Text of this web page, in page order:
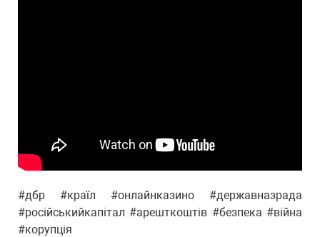
#дбр #країл #онлайнказино #державназрада
#російськийкапітал #арешткоштів #безпека #війна
#корупція